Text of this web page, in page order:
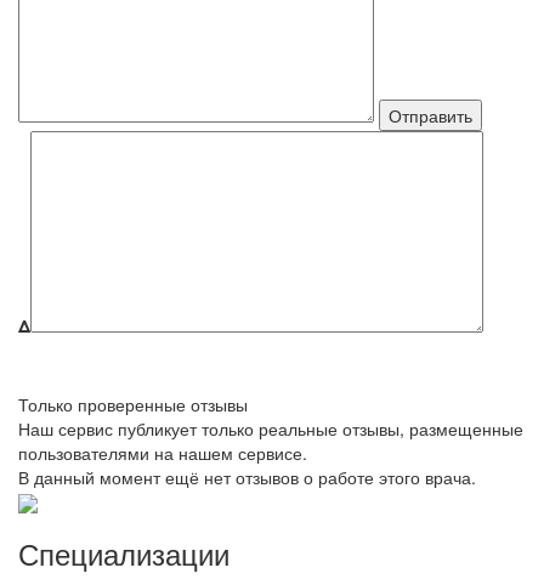
Δ
Только проверенные отзывы
Наш сервис публикует только реальные отзывы, размещенные
пользователями на нашем сервисе.
В данный момент ещё нет отзывов о работе этого врача.
Специализации